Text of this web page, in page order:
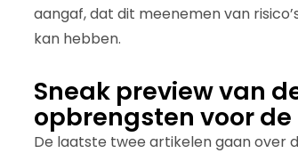
aangaf, dat dit meenemen van
kan hebben.
Sneak preview van
opbrengsten voor
De laatste twee artikelen gaan over